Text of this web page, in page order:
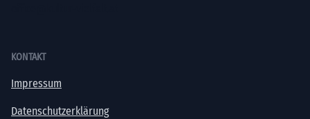
KONTAKT
Impressum
Datenschutzerklärung